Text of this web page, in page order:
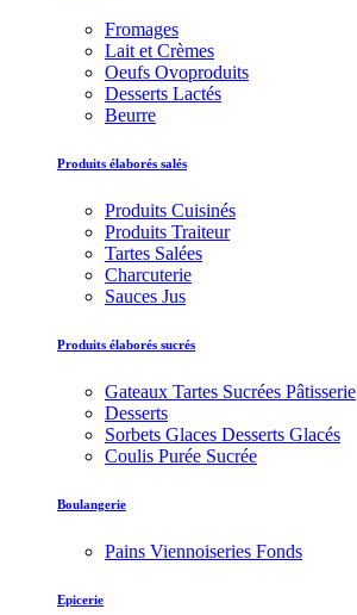
Fromages
Lait et Crèmes
Oeufs Ovoproduits
Desserts Lactés
Beurre
Produits élaborés salés
Produits Cuisinés
Produits Traiteur
Tartes Salées
Charcuterie
Sauces Jus
Produits élaborés sucrés
Gateaux Tartes Sucrées Pâtisserie
Desserts
Sorbets Glaces Desserts Glacés
Coulis Purée Sucrée
Boulangerie
Pains Viennoiseries Fonds
Epicerie